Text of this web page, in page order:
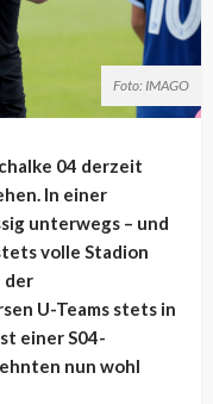
Foto: IMAGO
04 derzeit
In einer
unterwegs – und
volle Stadion
der
U-Teams stets in
einer S04-
nun wohl